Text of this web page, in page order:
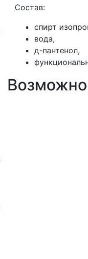
Состав:
спирт
вода,
д-пантенол,
Возможно